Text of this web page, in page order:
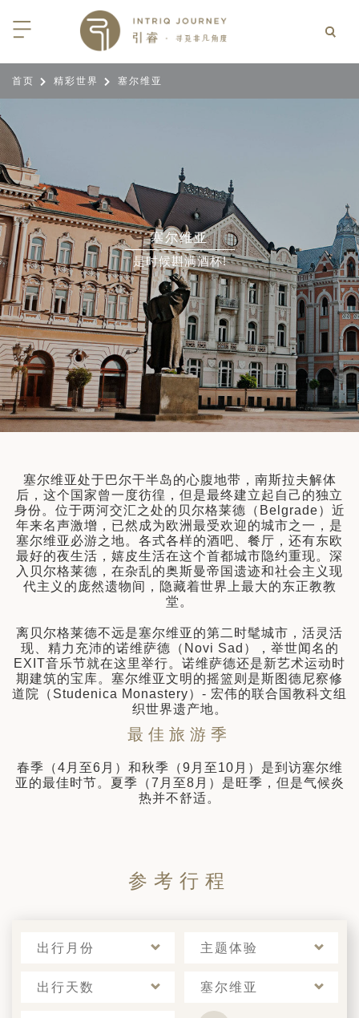
陆
非
加索
中美洲
蒙
亚
亚
伯
合酋长国
坦
斯坦
斯坦
亚
加
亚
和黑塞哥维那
同行
三重奏: 野性、山海与醇香（2026
日-9月25日）
大丘吉尔北极熊、白鲸与飞鸟
7月14日 – 7月21日）
其东部之旅：穿越古老的景观
5月5日 – 15日）
索拼图: 阿塞拜疆, 格鲁吉亚 & 亚
2026年5月15日-27日）
加斯加空中游猎 （2026年6月1
）
干地区的希腊与罗马遗产 – 奥尔
行（2026年6月1日 – 13日）
牙比利牛斯山道与巴斯克雅致旅程
亚大迁徙与黑猩猩 游猎之旅
年 7 月 18 日 – 26 日 ）
斯远东 ：原始荒野与被遗忘的历
年8月8日 – 17日）
尔巴，扬帆起航独家探秘（2026
-9月18日）
22 日 – 10 月 3 日）
的海之路：爱沙尼亚、拉脱维亚和
2026年10月5日至16日）
阿拉伯 · 奇迹王国 (2026 年 11
之旅: 搭乘银海邮轮 “奋进号” 的
旅程（2026 年 12 月 4 日至 14
｜大溪地白兰度度假村尽享极致体
| AMANWELLA印度洋锡兰时光
｜文华东方迪沙鲁海岸THE
酒店
｜阿玛哈豪华精选沙漠度假村及水
｜ 不丹COMO UMA 喜马拉雅深处
｜卓美亚阿拉伯港酒店
队
伙伴
首页 精彩世界 塞尔维亚
塞尔维亚
是时候斟满酒杯!
塞尔维亚处于巴尔干半岛的心腹地带，南斯拉夫解体
后，这个国家曾一度彷徨，但是最终建立起自己的独立
身份。位于两河交汇之处的贝尔格莱德（Belgrade）近
年来名声激增，已然成为欧洲最受欢迎的城市之一，是
塞尔维亚必游之地。各式各样的酒吧、餐厅，还有东欧
最好的夜生活，嬉皮生活在这个首都城市隐约重现。深
入贝尔格莱德，在杂乱的奥斯曼帝国遗迹和社会主义现
代主义的庞然遗物间，隐藏着世界上最大的东正教教
堂。
离贝尔格莱德不远是塞尔维亚的第二时髦城市，活灵活
现、精力充沛的诺维萨德（Novi Sad），举世闻名的
EXIT音乐节就在这里举行。诺维萨德还是新艺术运动时
期建筑的宝库。塞尔维亚文明的摇篮则是斯图德尼察修
道院（Studenica Monastery）- 宏伟的联合国教科文组
织世界遗产地。
最佳旅游季
春季（4月至6月）和秋季（9月至10月）是到访塞尔维
亚的最佳时节。夏季（7月至8月）是旺季，但是气候炎
热并不舒适。
参考行程
出行月份 主题体验
出行天数 塞尔维亚